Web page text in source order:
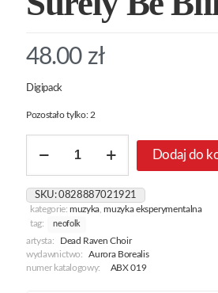
48.00 zł
Digipack
Pozostało tylko: 2
My
Will
Surely
Dodaj do
SKU:0828887021921
kategorie:muzyka,muzyka eksperymentalna
tag:
neofolk
artysta:
Dead Raven Choir
wydawnictwo:
Aurora Borealis
numer katalogowy:
ABX 019